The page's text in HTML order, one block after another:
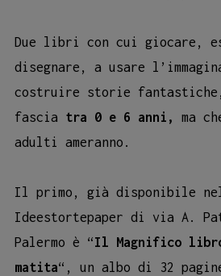
Due libri con cui giocare,
disegnare, a usare
costruire storie
fascia tra 0 e 6 anni,
ma
adulti ameranno.
Il primo, già disponibile
Ideestortepaper di via A.
Palermo è “Il Magnifico
matita“, un albo di 32